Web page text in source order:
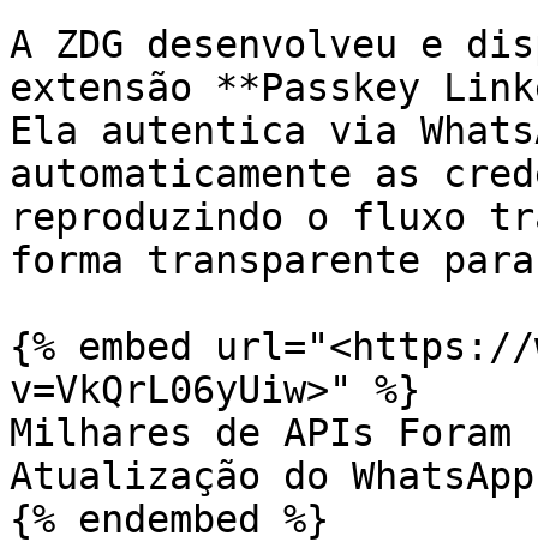
A ZDG desenvolveu e
extensão **Passkey
Ela autentica via
automaticamente as
reproduzindo o fluxo
forma transparente
{% embed url="<https://
v=VkQrL06yUiw>" %}
Milhares de APIs Foram
Atualização do WhatsApp
{% endembed %}